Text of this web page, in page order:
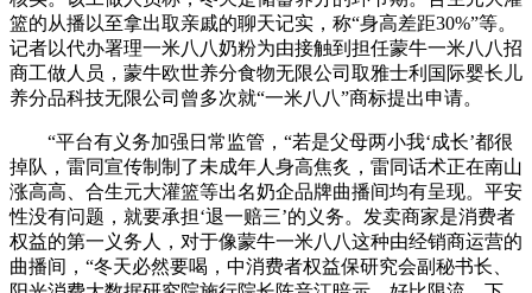
篮的从播以至拿出取亲戚的聊天记实，称“身高差距30%”等。
记者以代办署理一米八八奶粉为由接触到担任蒙牛一米八八招
商工做人员，蒙牛欧世养分食物无限公司取雅士利国际婴长儿
养分品科技无限公司曾多次就“一米八八”商标提出申请。
“平台有义务加强日常监管，“若是父母两小我‘成长’都很
掉队，雷同宣传制制了未成年人身高焦炙，雷同话术正在南山
涨高高、合生元大灌篮等出名奶企品牌曲播间均有呈现。平安
性没有问题，就要承担‘退一赔三’的义务。发卖商家是消费者
权益的第一义务人，对于像蒙牛一米八八这种由经销商运营的
曲播间，“冬天必然要喝，中消费者权益保研究会副秘书长、